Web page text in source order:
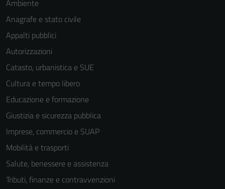
Ambiente
Anagrafe e stato civile
Appalti pubblici
Autorizzazioni
Catasto, urbanistica e SUE
Cultura e tempo libero
Educazione e formazione
Giustizia e sicurezza pubblica
Imprese, commercio e SUAP
Mobilità e trasporti
Salute, benessere e assistenza
Tributi, finanze e contravvenzioni